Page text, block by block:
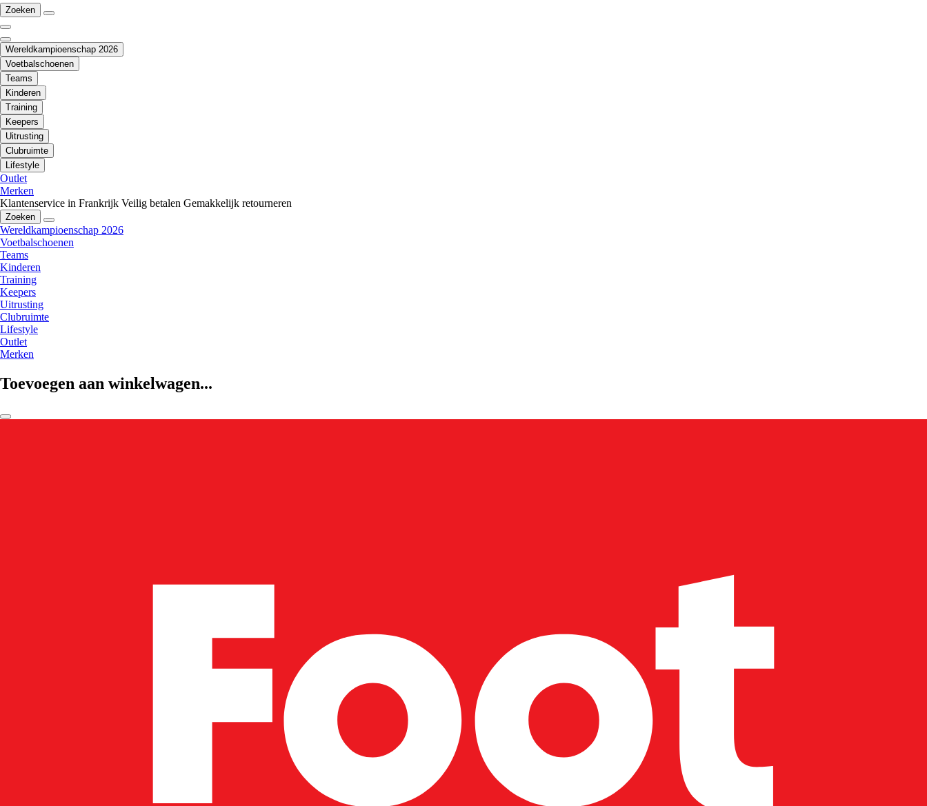
Zoeken
Wereldkampioenschap 2026
Voetbalschoenen
Teams
Kinderen
Training
Keepers
Uitrusting
Clubruimte
Lifestyle
Outlet
Merken
Klantenservice in Frankrijk Veilig betalen Gemakkelijk retourneren
Zoeken
Wereldkampioenschap 2026
Voetbalschoenen
Teams
Kinderen
Training
Keepers
Uitrusting
Clubruimte
Lifestyle
Outlet
Merken
Toevoegen aan winkelwagen...